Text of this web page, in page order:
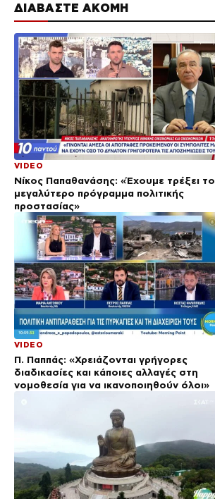
ΔΙΑΒΑΣΤΕ ΑΚΟΜΗ
VIDEO
Νίκος Παπαθανάσης: «Έχουμε τρέξει το
μεγαλύτερο πρόγραμμα πολιτικής
προστασίας»
VIDEO
Π. Παππάς: «Χρειάζονται γρήγορες
διαδικασίες και κάποιες αλλαγές στη
νομοθεσία για να ικανοποιηθούν όλοι»